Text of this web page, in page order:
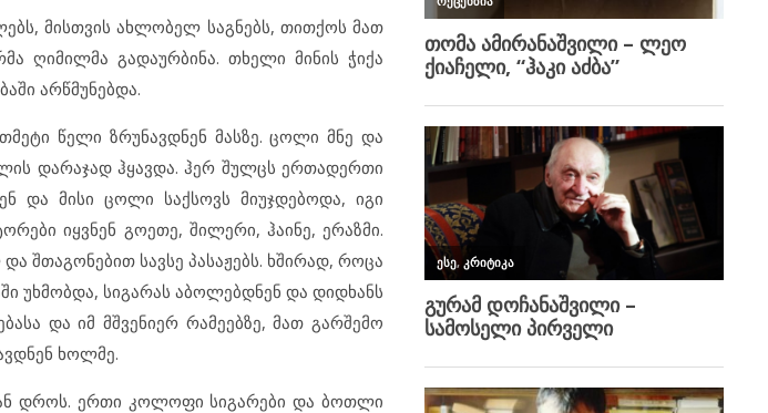
მისთვის ახლობელ საგნებს, თითქოს მათ
ღიმილმა გადაურბინა. თხელი მინის ჭიქა
არწმუნებდა.
წელი ზრუნავდნენ მასზე. ცოლი მნე და
დარაჯად ჰყავდა. ჰერ შულცს ერთადერთი
და მისი ცოლი საქსოვს მიუჯდებოდა, იგი
იყვნენ გოეთე, შილერი, ჰაინე, ერაზმი.
სავსე პასაჟებს. ხშირად, როცა
უხმობდა, სიგარას აბოლებდნენ და დიდხანს
და იმ მშვენიერ რამეებზე, მათ გარშემო
ხოლმე.
დროს. ერთი კოლოფი სიგარები და ბოთლი